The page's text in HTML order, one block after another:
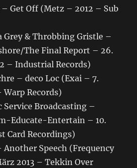
Get Off (Metz – 2012 – Sub
Grey & Throbbing Gristle –
The Final Report – 26.
– Industrial Records)
– deco Loc (Exai – 7.
Warp Records)
Service Broadcasting –
Educate-Entertain – 10.
Card Recordings)
Another Speech (Frequency
2013 – Tekkin Over